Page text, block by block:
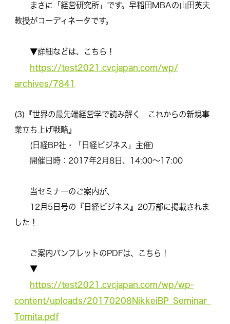
まさに「経営研究所」です。 早稲田MBAの山田英夫
教授がコーディネータです。
▼詳細などは、こちら！
https://test2021.cvcjapan.com/wp/
archives/7841
(3)『世界の最先端経営学で読み解く これからの新規事
業立ち上げ戦略』
(日経BP社・「日経ビジネス」主催)
開催日時：2017年2月8日、14:00～17:00
当セミナーのご案内が、
12月5日号の『日経ビジネス』20万部に掲載されま
した！
ご案内パンフレットのPDFは、こちら！
▼
https://test2021.cvcjapan.com/wp/wp-
content/uploads/20170208NikkeiBP_Seminar_
Tomita.pdf